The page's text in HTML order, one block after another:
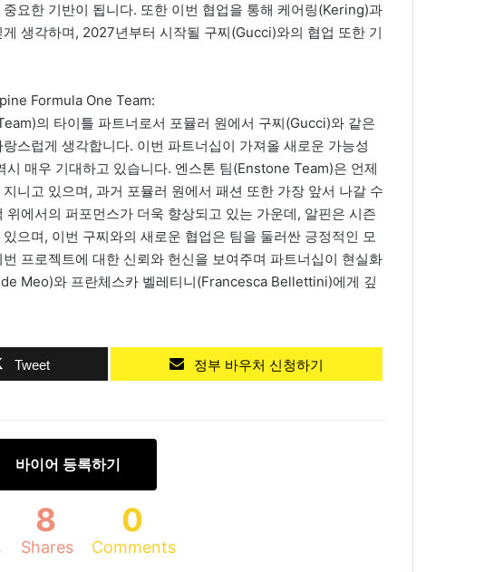
요한 기반이 됩니다. 또한 이번 협업을 통해 케어링(Kering)과
생각하며, 2027년부터 시작될 구찌(Gucci)와의 협업 또한 기
Formula One Team:
의 타이틀 파트너로서 포뮬러 원에서 구찌(Gucci)와 같은
스럽게 생각합니다. 이번 파트너십이 가져올 새로운 가능성
매우 기대하고 있습니다. 엔스톤 팀(Enstone Team)은 언제
니고 있으며, 과거 포뮬러 원에서 패션 또한 가장 앞서 나갈 수
에서의 퍼포먼스가 더욱 향상되고 있는 가운데, 알핀은 시즌
으며, 이번 구찌와의 새로운 협업은 팀을 둘러싼 긍정적인 모
프로젝트에 대한 신뢰와 헌신을 보여주며 파트너십이 현실화
Meo)와 프란체스카 벨레티니(Francesca Bellettini)에게 깊
Tweet 정부 바우처 신청하기
바이어 등록하기
8
Shares
0
Comments